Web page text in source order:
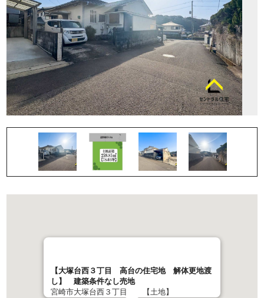
【大塚台西３丁目 高台の住宅地 解体更地渡
し】 建築条件なし売地
宮崎市大塚台西３丁目 【土地】